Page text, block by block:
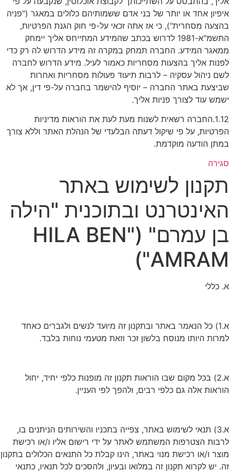
איפיון אחד או יותר של בני אדם ששמותיהם כלולים במאגר ("פניה
בהצעה מסחרית"), כי אז אתה זכאי על-פי חוק הגנת הפרטיות,
התשמ"א-1981 לדרוש בכתב שהמידע המתייחס אליך יימחק
ממאגר המידע. החברה תמחק במקרה זה מידע הדרוש לה רק כדי
לפנות אליך בהצעות מסחריות כאמור לעיל. מידע הדרוש לחברה
לשם ניהול עסקיה – לרבות תיעוד פעולות מסחריות ואחרות
שביצעת באתר החברה – יוסיף להישמר בחברה על-פי דין, אך לא
ישמש עוד לצורך פניות אליך.
1.12.החברה רשאית לשנות מעת לעת את הוראות מדיניות
הפרטיות, על פי שיקול דעתה הבלעדי של הנהלת האתר וללא צורך
במתן הודעה מוקדמת.
סגירה
תקנון לשימוש באתר
האינטרנט ובתוכנית "הילה
בן עמרם" ("HILA BEN
AMRAM")
א. כללי
א.1) כל הנאמר באתר ובתקנון זה מיועד לנשים ולגברים כאחד
למרות היותו מנוסח בלשון זכר וזאת מטעמי נוחות בלבד.
א.2) בכל מקום שבו הוראות תקנון זה מופנות כלפי יחיד, יחול
הוראות אלה גם כלפי רבים, ולהפך לפי העניין.
א.3) תנאי לשימוש באתר, צפייה בתכניו והשירותים הניתנים בו,
לרבות הצטרפות המשתמש לאתר על ידי רישום אליו ו/או רכישת
מוצר ו/או רכישת מנוי באתר, הינו קבלת כל התנאים הכלולים בתקנון
זה. יש לקרוא תקנון זה במלואו ובעיון, ולהסכים לכל תנאיו, כתנאי